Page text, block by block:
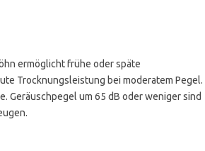
ermöglicht frühe oder späte
Trocknungsleistung bei moderatem Pegel.
Geräuschpegel um 65 dB oder weniger sind